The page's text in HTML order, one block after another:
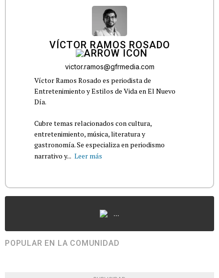
VÍCTOR RAMOS ROSADO
victor.ramos@gfrmedia.com
Víctor Ramos Rosado es periodista de
Entretenimiento y Estilos de Vida en El Nuevo
Día.
Cubre temas relacionados con cultura,
entretenimiento, música, literatura y
gastronomía. Se especializa en periodismo
narrativo y... Leer más
...
POPULAR EN LA COMUNIDAD